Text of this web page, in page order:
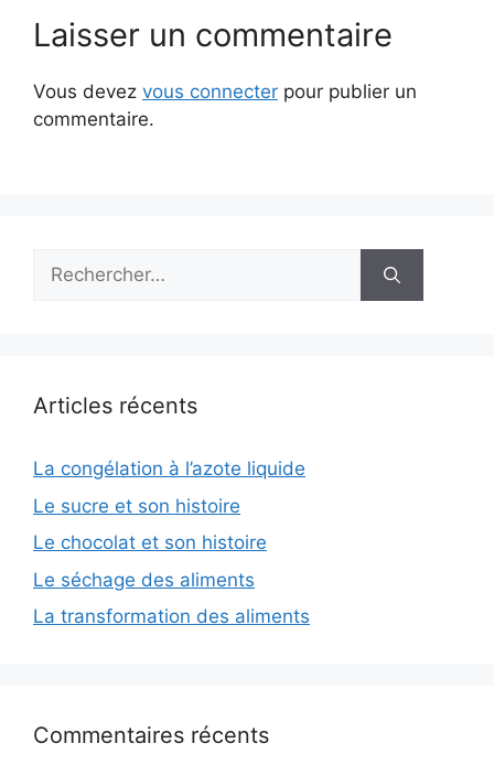
Laisser un commentaire
Vous devez vous connecter pour publier un
commentaire.
Rechercher :
Articles récents
La congélation à l’azote liquide
Le sucre et son histoire
Le chocolat et son histoire
Le séchage des aliments
La transformation des aliments
Commentaires récents